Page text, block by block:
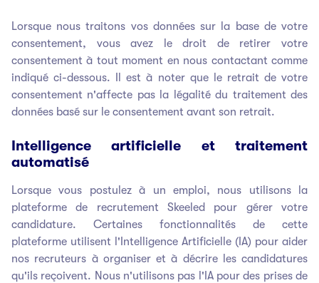
Lorsque nous traitons vos données sur la base de votre
consentement, vous avez le droit de retirer votre
consentement à tout moment en nous contactant comme
indiqué ci-dessous. Il est à noter que le retrait de votre
consentement n'affecte pas la légalité du traitement des
données basé sur le consentement avant son retrait.
Intelligence artificielle et traitement
automatisé
Lorsque vous postulez à un emploi, nous utilisons la
plateforme de recrutement Skeeled pour gérer votre
candidature. Certaines fonctionnalités de cette
plateforme utilisent l'Intelligence Artificielle (IA) pour aider
nos recruteurs à organiser et à décrire les candidatures
qu'ils reçoivent. Nous n'utilisons pas l'IA pour des prises de